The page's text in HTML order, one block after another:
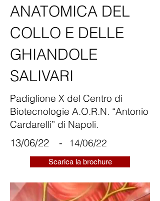
ANATOMICA DEL
COLLO E DELLE
GHIANDOLE
SALIVARI
Padiglione X del Centro di
Biotecnologie A.O.R.N. “Antonio
Cardarelli” di Napoli.
13/06/22 - 14/06/22
Scarica la brochure